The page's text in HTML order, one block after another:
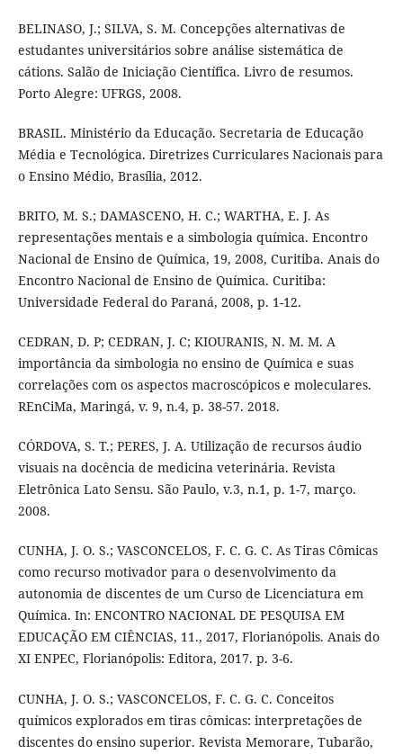
BELINASO, J.; SILVA, S. M. Concepções alternativas de
estudantes universitários sobre análise sistemática de
cátions. Salão de Iniciação Científica. Livro de resumos.
Porto Alegre: UFRGS, 2008.
BRASIL. Ministério da Educação. Secretaria de Educação
Média e Tecnológica. Diretrizes Curriculares Nacionais para
o Ensino Médio, Brasília, 2012.
BRITO, M. S.; DAMASCENO, H. C.; WARTHA, E. J. As
representações mentais e a simbologia química. Encontro
Nacional de Ensino de Química, 19, 2008, Curitiba. Anais do
Encontro Nacional de Ensino de Química. Curitiba:
Universidade Federal do Paraná, 2008, p. 1-12.
CEDRAN, D. P; CEDRAN, J. C; KIOURANIS, N. M. M. A
importância da simbologia no ensino de Química e suas
correlações com os aspectos macroscópicos e moleculares.
REnCiMa, Maringá, v. 9, n.4, p. 38-57. 2018.
CÓRDOVA, S. T.; PERES, J. A. Utilização de recursos áudio
visuais na docência de medicina veterinária. Revista
Eletrônica Lato Sensu. São Paulo, v.3, n.1, p. 1-7, março.
2008.
CUNHA, J. O. S.; VASCONCELOS, F. C. G. C. As Tiras Cômicas
como recurso motivador para o desenvolvimento da
autonomia de discentes de um Curso de Licenciatura em
Química. In: ENCONTRO NACIONAL DE PESQUISA EM
EDUCAÇÃO EM CIÊNCIAS, 11., 2017, Florianópolis. Anais do
XI ENPEC, Florianópolis: Editora, 2017. p. 3-6.
CUNHA, J. O. S.; VASCONCELOS, F. C. G. C. Conceitos
químicos explorados em tiras cômicas: interpretações de
discentes do ensino superior. Revista Memorare, Tubarão,